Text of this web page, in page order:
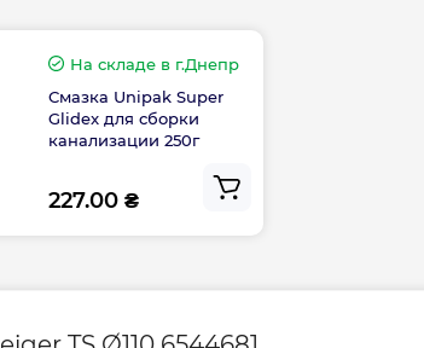
На складев г.Днепр
Смазка Unipak Super
Glidex для сборки
канализации 250г
227.00 ₴